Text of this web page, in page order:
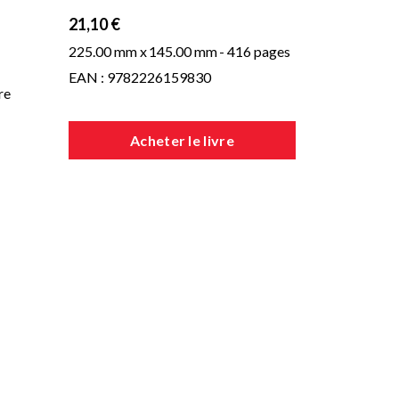
21,10 €
225.00 mm x145.00 mm- 416 pages
EAN : 9782226159830
Acheter le livre